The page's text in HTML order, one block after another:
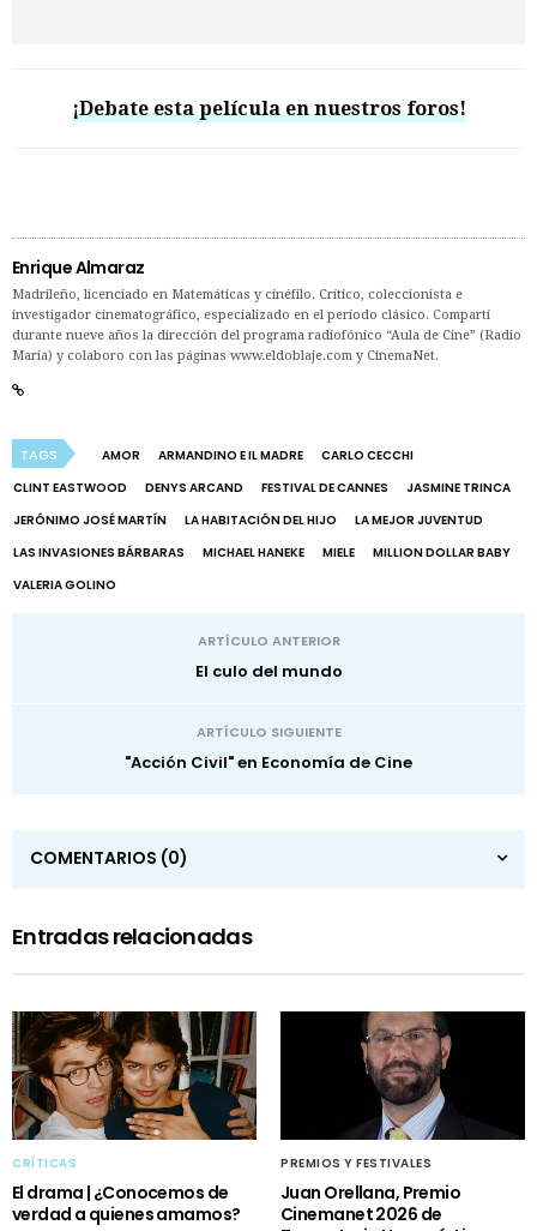
¡Debate esta película en nuestros foros!
Enrique Almaraz
Madrileño, licenciado en Matemáticas y cinéfilo. Crítico, coleccionista e
investigador cinematográfico, especializado en el período clásico. Compartí
durante nueve años la dirección del programa radiofónico “Aula de Cine” (Radio
María) y colaboro con las páginas www.eldoblaje.com y CinemaNet.
TAGS AMOR ARMANDINO E IL MADRE
CARLO CECCHI
CLINT EASTWOOD
DENYS ARCAND FESTIVAL DE CANNES
JASMINE TRINCA
JERÓNIMO JOSÉ MARTÍN
LA HABITACIÓN DEL HIJO
LA MEJOR JUVENTUD
LAS INVASIONES BÁRBARAS
MICHAEL HANEKE MIELE
MILLION DOLLAR BABY
VALERIA GOLINO
ARTÍCULO ANTERIOR
El culo del mundo
ARTÍCULO SIGUIENTE
"Acción Civil" en Economía de Cine
COMENTARIOS (0)
Entradas relacionadas
CRÍTICAS
El drama | ¿Conocemos de
verdad a quienes amamos?
PREMIOS Y FESTIVALES
Juan Orellana, Premio
Cinemanet 2026 de